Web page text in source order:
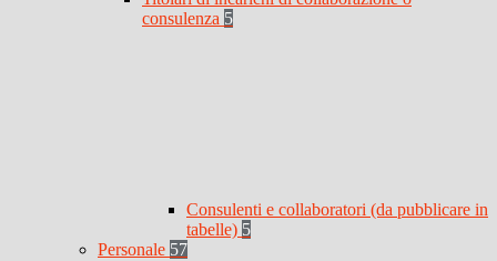
consulenza 5
Consulenti e collaboratori (da pubblicare in
tabelle) 5
Personale 57